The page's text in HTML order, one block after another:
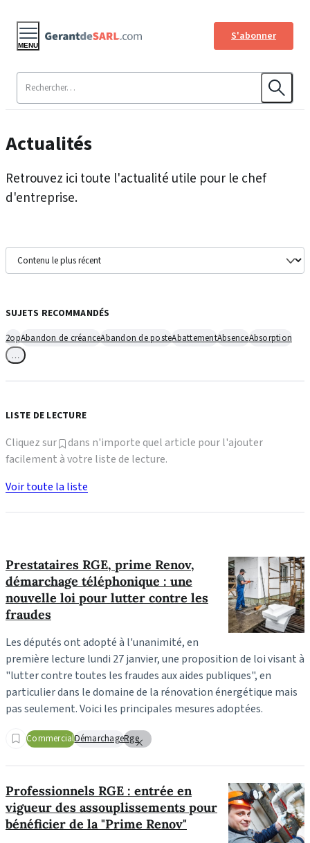
S'abonner
MENU
Actualités
Retrouvez ici toute l'actualité utile pour le chef
d'entreprise.
Prestataires RGE, prime Renov,
démarchage téléphonique : une
nouvelle loi pour lutter contre les
fraudes
Les députés ont adopté à l'unanimité, en
première lecture lundi 27 janvier, une proposition de loi visant à
"lutter contre toutes les fraudes aux aides publiques", en
particulier dans le domaine de la rénovation énergétique mais
pas seulement. Voici les principales mesures adoptées.
CommercialDémarchageRge
Professionnels RGE : entrée en
vigueur des assouplissements pour
bénéficier de la "Prime Renov"
SUJETS RECOMMANDÉS
2opAbandon de créanceAbandon de posteAbattementAbsenceAbsorption
LISTE DE LECTURE
Cliquez sur
dans n'importe quel article pour l'ajouter
facilement à votre liste de lecture.
Voir toute la liste